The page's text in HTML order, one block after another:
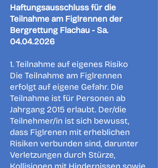
Haftungsausschluss für die
Teilnahme am Figlrennen der
Bergrettung Flachau - Sa.
04.04.2026
1. Teilnahme auf eigenes Risiko
Die Teilnahme am Figlrennen
erfolgt auf eigene Gefahr. Die
Teilnahme ist für Personen ab
Jahrgang 2015 erlaubt. Der/die
Teilnehmer/in ist sich bewusst,
dass Figlrenen mit erheblichen
Risiken verbunden sind, darunter
Verletzungen durch Stürze,